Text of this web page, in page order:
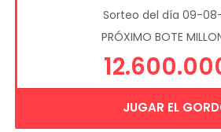
Sorteo del día 09-
PRÓXIMO BOTE
JUGAR EL